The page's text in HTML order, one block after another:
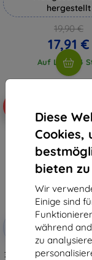
Diese
Cookies,
bieten
Wir
Einige sind
während
zu
hergestellt
19,90 €
17,91 €
Auf Lager 4
Rabatt
mit
Gutschein
3mk TechWrap matte